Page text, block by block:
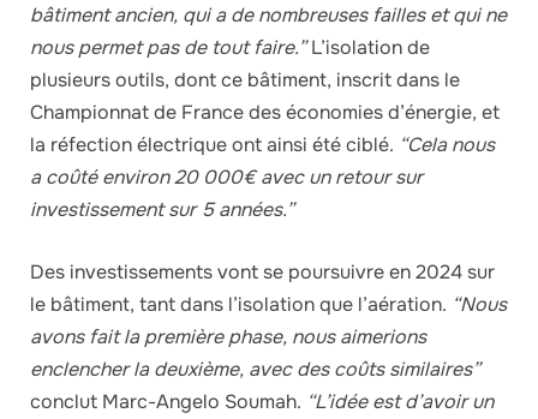
bâtiment ancien, qui a de nombreuses failles et qui ne
nous permet pas de tout faire.”L’isolation de
plusieurs outils, dont ce bâtiment, inscrit dans le
Championnat de France des économies d’énergie, et
la réfection électrique ont ainsi été ciblé. “Cela nous
a coûté environ 20 000€ avec un retour sur
investissement sur 5 années.”
Des investissements vont se poursuivre en 2024 sur
le bâtiment, tant dans l’isolation que l’aération. “Nous
avons fait la première phase, nous aimerions
enclencher la deuxième, avec des coûts similaires”
conclut Marc-Angelo Soumah. “L’idée est d’avoir un